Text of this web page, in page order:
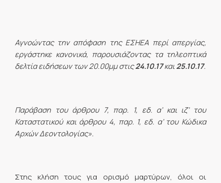
Αγνοώντας την απόφαση της ΕΣΗΕΑ περί απεργίας,
εργάστηκε κανονικά, παρουσιάζοντας τα τηλεοπτικά
δελτία ειδήσεων των 20.00μμ στις24.10.17και25.10.17.
Παράβαση του άρθρου 7, παρ. 1, εδ. α’ και ιζ’ του
Καταστατικού και άρθρου 4, παρ. 1, εδ. α’ του Κώδικα
Αρχών Δεοντολογίας».
Στης κλήση τους για ορισμό μαρτύρων, όλοι οι